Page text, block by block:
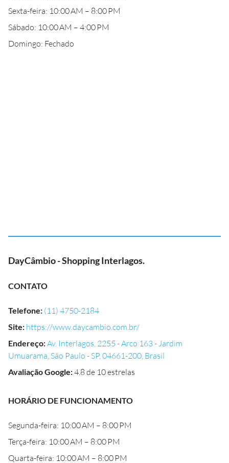
Sexta-feira: 10:00 AM – 8:00 PM
Sábado: 10:00 AM – 4:00 PM
Domingo: Fechado
DayCâmbio - Shopping Interlagos.
CONTATO
Telefone: (11) 4750-2184
Site: https://www.daycambio.com.br/
Endereço:Av. Interlagos, 2255 - Arco 163 - Jardim
Umuarama, São Paulo - SP, 04661-200, Brasil
Avaliação Google:4.8 de 10 estrelas
HORÁRIO DE FUNCIONAMENTO
Segunda-feira: 10:00 AM – 8:00 PM
Terça-feira: 10:00 AM – 8:00 PM
Quarta-feira: 10:00 AM – 8:00 PM